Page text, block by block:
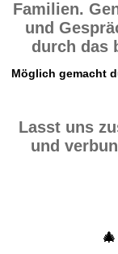
Familien.
und
durch das
Möglich gemacht
Lasst uns
und
🎄